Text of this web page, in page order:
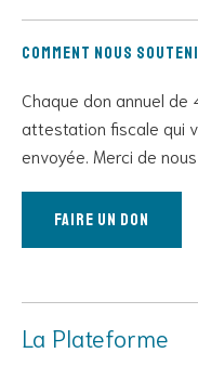
Comment nous
Chaque don annuel
attestation fiscale qui
envoyée. Merci de
Faire un don
La Plateforme